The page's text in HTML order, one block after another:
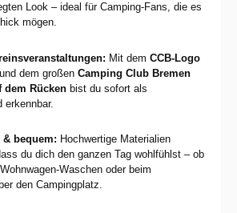
Look – ideal für Camping-Fans, die es
mögen.
Mit dem CCB-Logo
dem großen Camping Club Bremen
dem Rückenbist du sofort als
erkennbar.
bequem: Hochwertige Materialien
du dich den ganzen Tag wohlfühlst – ob
Waschen oder beim
den Campingplatz.